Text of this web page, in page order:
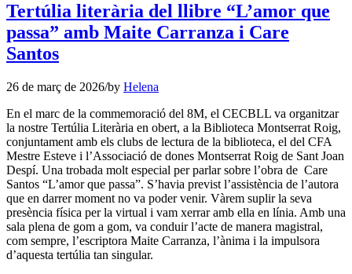
Tertúlia literària del llibre “L’amor que
passa” amb Maite Carranza i Care
Santos
26 de març de 2026/by Helena
En el marc de la commemoració del 8M, el CECBLL va organitzar
la nostre Tertúlia Literària en obert, a la Biblioteca Montserrat Roig,
conjuntament amb els clubs de lectura de la biblioteca, el del CFA
Mestre Esteve i l’Associació de dones Montserrat Roig de Sant Joan
Despí. Una trobada molt especial per parlar sobre l’obra de Care
Santos “L’amor que passa”. S’havia previst l’assistència de l’autora
que en darrer moment no va poder venir. Vàrem suplir la seva
presència física per la virtual i vam xerrar amb ella en línia. Amb una
sala plena de gom a gom, va conduir l’acte de manera magistral,
com sempre, l’escriptora Maite Carranza, l’ànima i la impulsora
d’aquesta tertúlia tan singular.